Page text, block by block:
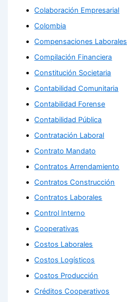
Colaboración Empresarial
Colombia
Compensaciones Laborales
Compilación Financiera
Constitución Societaria
Contabilidad Comunitaria
Contabilidad Forense
Contabilidad Pública
Contratación Laboral
Contrato Mandato
Contratos Arrendamiento
Contratos Construcción
Contratos Laborales
Control Interno
Cooperativas
Costos Laborales
Costos Logísticos
Costos Producción
Créditos Cooperativos